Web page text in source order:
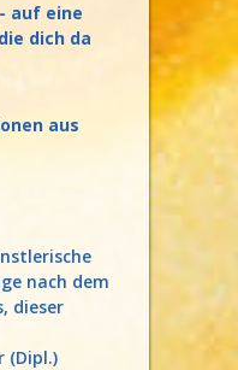
auf eine
dich da
aus
nach dem
dieser
(Dipl.)